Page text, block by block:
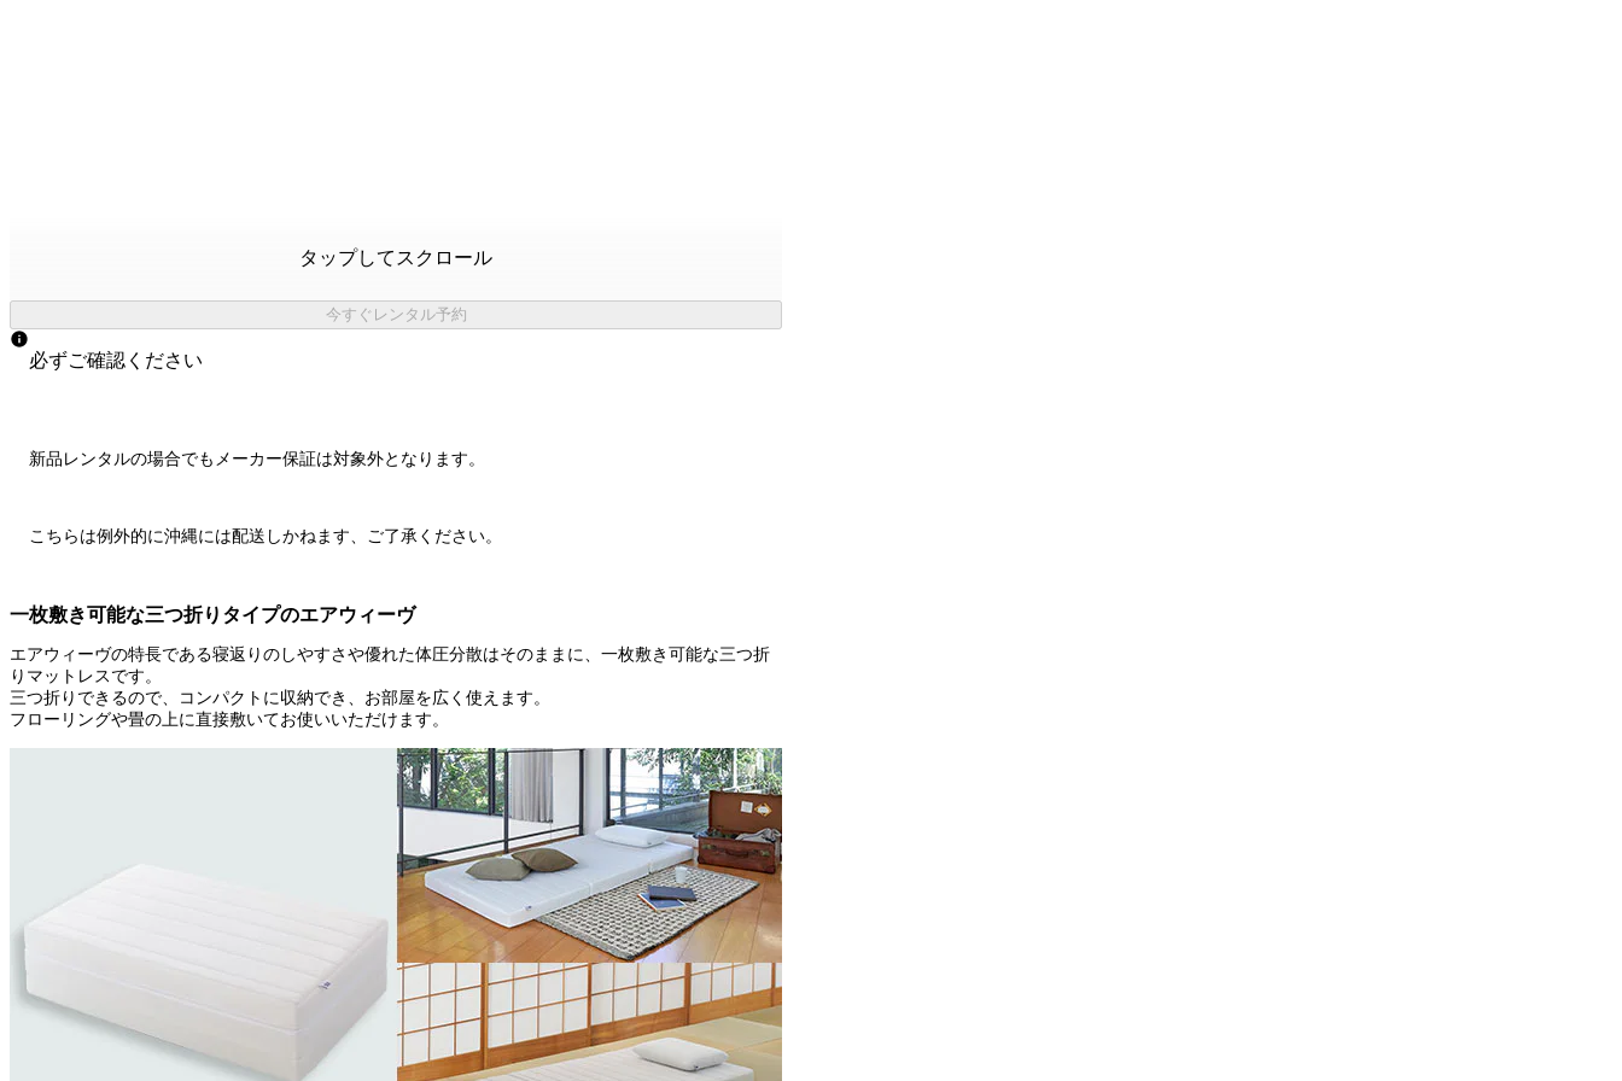
タップしてスクロール
今すぐレンタル予約
必ずご確認ください
新品レンタルの場合でもメーカー保証は対象外となります。
こちらは例外的に沖縄には配送しかねます、ご了承ください。
一枚敷き可能な三つ折りタイプのエアウィーヴ
エアウィーヴの特長である寝返りのしやすさや優れた体圧分散はそのままに、一枚敷き可能な三つ折
りマットレスです。
三つ折りできるので、コンパクトに収納でき、お部屋を広く使えます。
フローリングや畳の上に直接敷いてお使いいただけます。